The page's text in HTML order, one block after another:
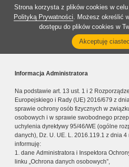
Strona korzysta z plików cookies w
Polityką Prywatności. Możesz określić
dostępu do plików cookies w
Akceptuję
Informacja Administratora
Na podstawie art. 13 ust. 1 i 2
Europejskiego i Rady (UE) 2016/679 z
sprawie ochrony osób fizycznych w
osobowych i w sprawie swobodnego
uchylenia dyrektywy 95/46/WE (ogólne
danych), Dz. U. UE. L. 2016.119.1 z dnia
informuję:
1. dane Administratora i Inspektora
linku „Ochrona danych osobowych”,